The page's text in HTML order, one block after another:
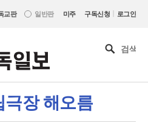
교판 일반판 미주 구독신청 | 로그인
극장 해오름